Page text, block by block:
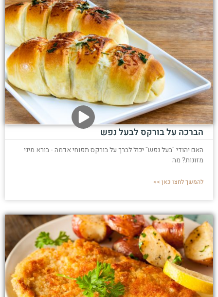
הברכה על בורקס לבעל נפש
האם יהודי "בעל נפש" יכול לברך על בורקס תפוחי אדמה - בורא מיני
מזונות? מה
להמשך לחצו כאן >>